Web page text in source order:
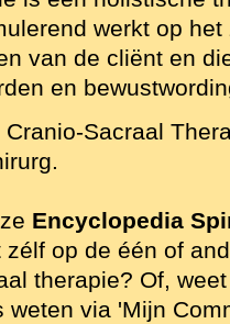
werkt op
van de cliënt en
en
Sacraal
Encyclopedia
zélf op de één of
therapie? Of,
via 'Mijn